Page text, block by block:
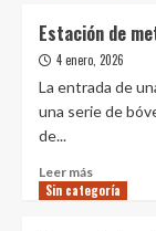
Estación de
4 enero, 2026
La entrada de
una serie de
de...
Leer más
más
Sin categoría